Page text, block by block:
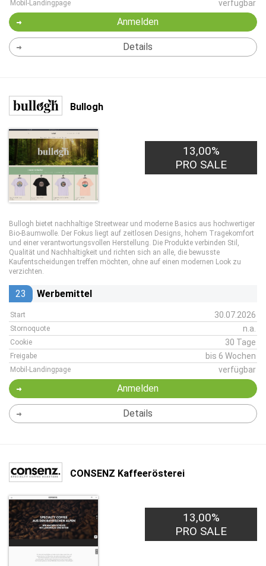
Mobil-Landingpage verfügbar
Anmelden
Details
Bullogh
13,00%
PRO SALE
Bullogh bietet nachhaltige Streetwear und moderne Basics aus hochwertiger
Bio-Baumwolle. Der Fokus liegt auf zeitlosen Designs, hohem Tragekomfort
und einer verantwortungsvollen Herstellung. Die Produkte verbinden Stil,
Qualität und Nachhaltigkeit und richten sich an alle, die bewusste
Kaufentscheidungen treffen möchten, ohne auf einen modernen Look zu
verzichten.
23 Werbemittel
Start 30.07.2026
Stornoquote n.a.
Cookie 30 Tage
Freigabe bis 6 Wochen
Mobil-Landingpage verfügbar
Anmelden
Details
CONSENZ Kaffeerösterei
13,00%
PRO SALE